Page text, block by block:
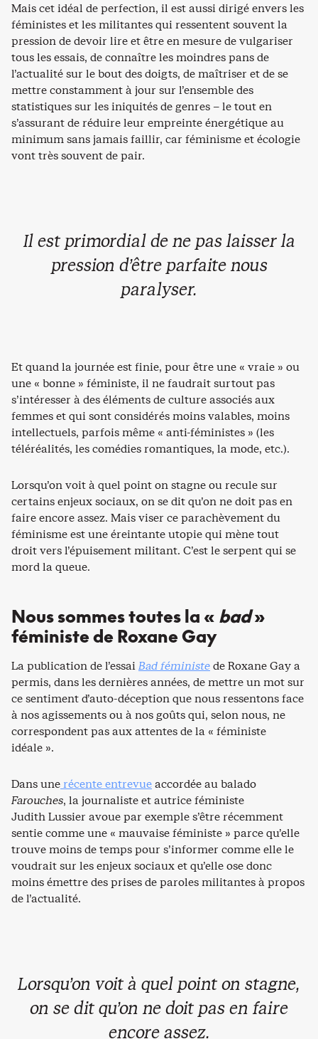
Mais cet idéal de perfection, il est aussi dirigé envers les
féministes et les militantes qui ressentent souvent la
pression de devoir lire et être en mesure de vulgariser
tous les essais, de connaître les moindres pans de
l’actualité sur le bout des doigts, de maîtriser et de se
mettre constamment à jour sur l’ensemble des
statistiques sur les iniquités de genres – le tout en
s’assurant de réduire leur empreinte énergétique au
minimum sans jamais faillir, car féminisme et écologie
vont très souvent de pair.
Il est primordial de ne pas laisser la
pression d’être parfaite nous
paralyser.
Et quand la journée est finie, pour être une « vraie » ou
une « bonne » féministe, il ne faudrait surtout pas
s’intéresser à des éléments de culture associés aux
femmes et qui sont considérés moins valables, moins
intellectuels, parfois même « anti-féministes » (les
téléréalités, les comédies romantiques, la mode, etc.).
Lorsqu’on voit à quel point on stagne ou recule sur
certains enjeux sociaux, on se dit qu’on ne doit pas en
faire encore assez. Mais viser ce parachèvement du
féminisme est une éreintante utopie qui mène tout
droit vers l’épuisement militant. C’est le serpent qui se
mord la queue.
Nous sommes toutes la « bad»
féministe de Roxane Gay
La publication de l’essaiBad féministede Roxane Gay a
permis, dans les dernières années, de mettre un mot sur
ce sentiment d’auto-déception que nous ressentons face
à nos agissements ou à nos goûts qui, selon nous, ne
correspondent pas aux attentes de la « féministe
idéale ».
Dans unerécente entrevueaccordée au balado
Farouches, la journaliste et autrice féministe
Judith Lussier avoue par exemple s’être récemment
sentie comme une « mauvaise féministe » parce qu’elle
trouve moins de temps pour s’informer comme elle le
voudrait sur les enjeux sociaux et qu’elle ose donc
moins émettre des prises de paroles militantes à propos
de l’actualité.
Lorsqu’on voit à quel point on stagne,
on se dit qu’on ne doit pas en faire
encore assez.